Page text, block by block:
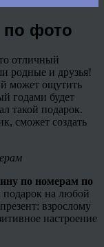
по фото
отличный
родные и друзья!
может ощутить
годами будет
такой подарок.
сможет создать
по номерам по
подарок на любой
взрослому
настроение